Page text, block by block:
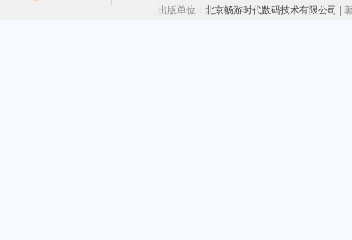
出版单位： 北京畅游时代数码技术有限公司 |